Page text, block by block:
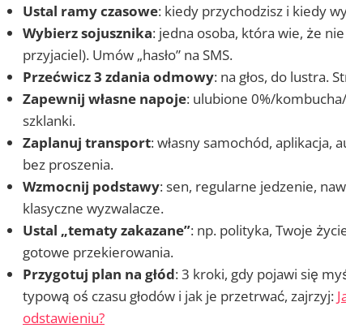
Ustal ramy czasowe: kiedy przychodzisz i kiedy
Wybierz sojusznika: jedna osoba, która wie, że
przyjaciel). Umów „hasło” na SMS.
Przećwicz 3 zdania odmowy: na głos, do lustra.
Zapewnij własne napoje: ulubione 0%/
szklanki.
Zaplanuj transport: własny samochód, aplikacja,
bez proszenia.
Wzmocnij podstawy: sen, regularne jedzenie,
klasyczne wyzwalacze.
Ustal „tematy zakazane”: np. polityka, Twoje
gotowe przekierowania.
Przygotuj plan na głód: 3 kroki, gdy pojawi się
typową oś czasu głodów i jak je przetrwać, zajrzyj:
odstawieniu?